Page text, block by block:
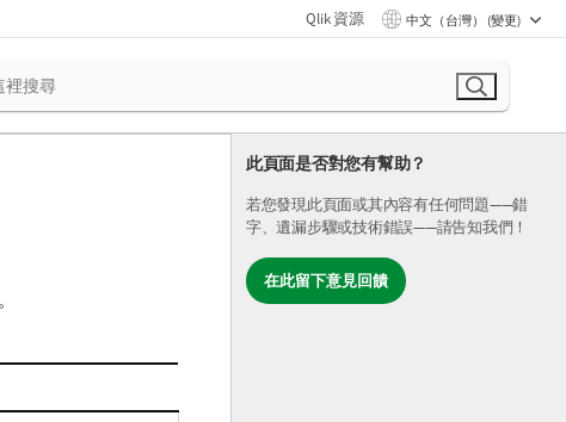
Qlik 資源 中文（台灣） (變更)
此頁面是否對您有幫助？
若您發現此頁面或其內容有任何問題——錯
字、遺漏步驟或技術錯誤——請告知我們！
在此留下意見回饋